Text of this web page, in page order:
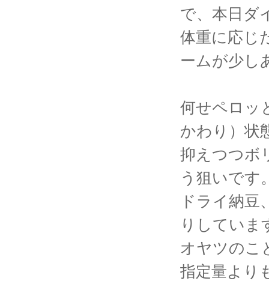
で、本日ダ
体重に応じ
ームが少し
何せペロッ
かわり）状
抑えつつボ
う狙いです
ドライ納
りしていま
オヤツのこ
指定量より